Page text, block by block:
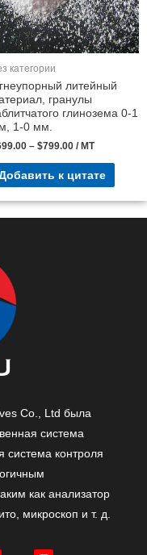
категории
литейный
гранулы
глинозема 0-1
1-0 мм.
– $799.00 / MT
к цитате
Co., Ltd была
система
система контроля
как анализатор
микроскоп и т. д.